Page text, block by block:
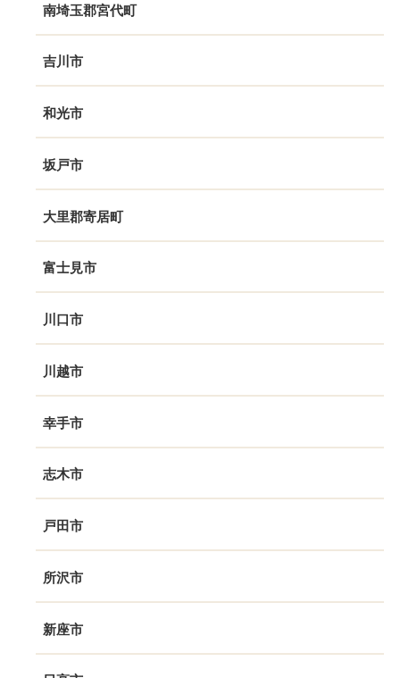
南埼玉郡宮代町
吉川市
和光市
坂戸市
大里郡寄居町
富士見市
川口市
川越市
幸手市
志木市
戸田市
所沢市
新座市